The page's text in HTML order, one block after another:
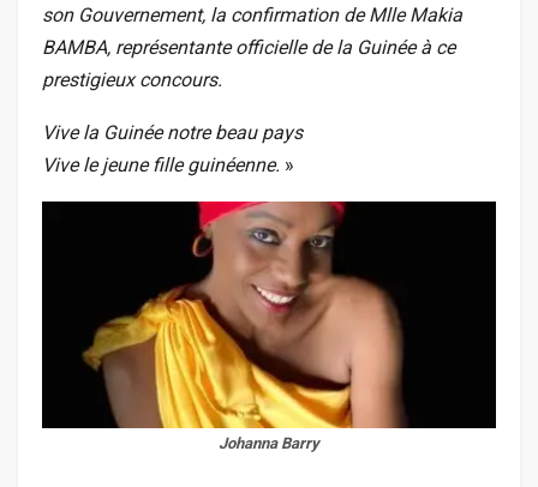
son Gouvernement, la confirmation de Mlle Makia
BAMBA, représentante officielle de la Guinée à ce
prestigieux concours.
Vive la Guinée notre beau pays
Vive le jeune fille guinéenne. »
Johanna Barry